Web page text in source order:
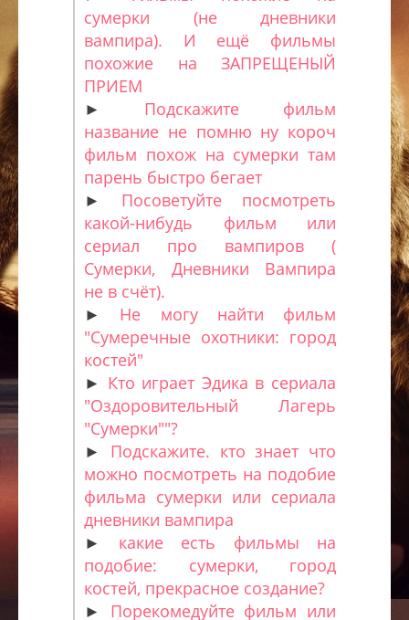
сумерки (не дневники
вампира). И ещё фильмы
похожие на ЗАПРЕЩЕНЫЙ
ПРИЕМ
► Подскажите фильм
название не помню ну короч
фильм похож на сумерки там
парень быстро бегает
► Посоветуйте посмотреть
какой-нибудь фильм или
сериал про вампиров (
Сумерки, Дневники Вампира
не в счёт).
► Не могу найти фильм
"Сумеречные охотники: город
костей"
► Кто играет Эдика в сериала
"Оздоровительный Лагерь
"Сумерки""?
► Подскажите. кто знает что
можно посмотреть на подобие
фильма сумерки или сериала
дневники вампира
► какие есть фильмы на
подобие: сумерки, город
костей, прекрасное создание?
► Порекомедуйте фильм или